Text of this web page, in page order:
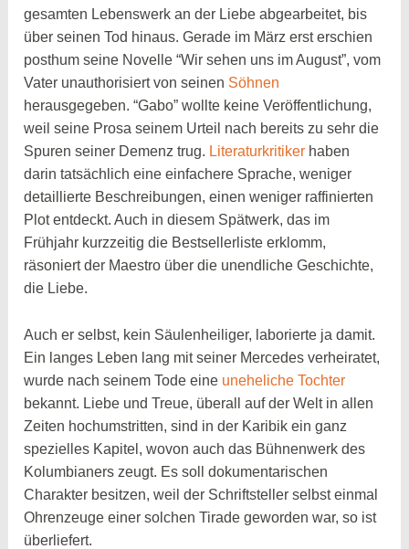
gesamten Lebenswerk an der Liebe abgearbeitet, bis
über seinen Tod hinaus. Gerade im März erst erschien
posthum seine Novelle “Wir sehen uns im August”, vom
Vater unauthorisiert von seinen Söhnen
herausgegeben. “Gabo” wollte keine Veröffentlichung,
weil seine Prosa seinem Urteil nach bereits zu sehr die
Spuren seiner Demenz trug. Literaturkritiker haben
darin tatsächlich eine einfachere Sprache, weniger
detaillierte Beschreibungen, einen weniger raffinierten
Plot entdeckt. Auch in diesem Spätwerk, das im
Frühjahr kurzzeitig die Bestsellerliste erklomm,
räsoniert der Maestro über die unendliche Geschichte,
die Liebe.
Auch er selbst, kein Säulenheiliger, laborierte ja damit.
Ein langes Leben lang mit seiner Mercedes verheiratet,
wurde nach seinem Tode eine uneheliche Tochter
bekannt. Liebe und Treue, überall auf der Welt in allen
Zeiten hochumstritten, sind in der Karibik ein ganz
spezielles Kapitel, wovon auch das Bühnenwerk des
Kolumbianers zeugt. Es soll dokumentarischen
Charakter besitzen, weil der Schriftsteller selbst einmal
Ohrenzeuge einer solchen Tirade geworden war, so ist
überliefert.